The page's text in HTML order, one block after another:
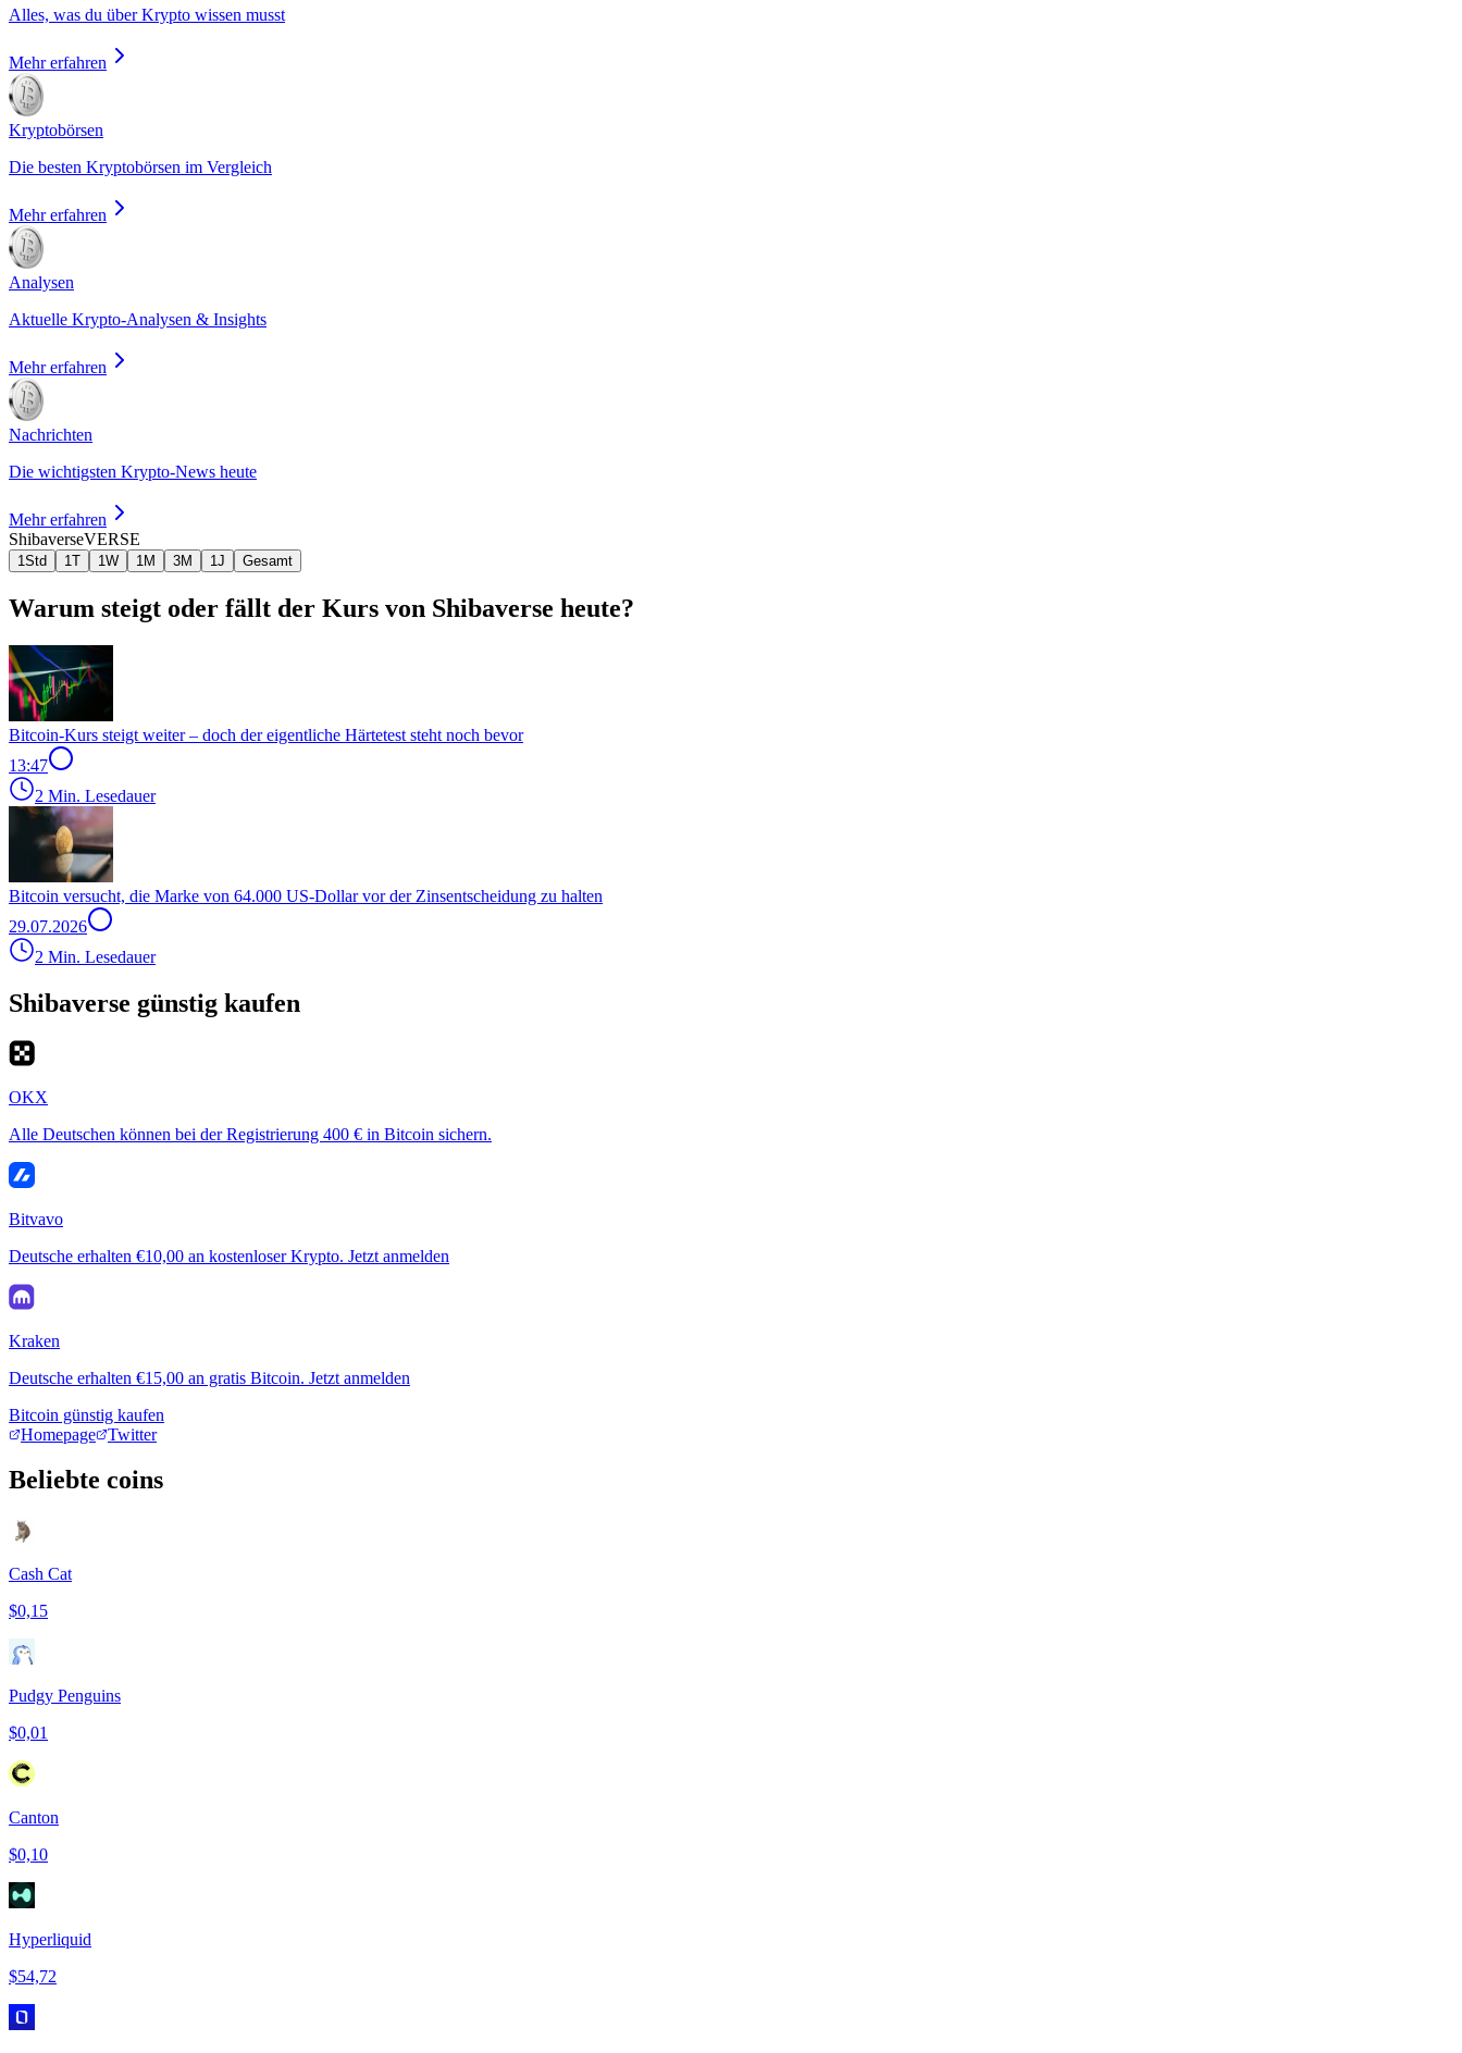
Alles, was du über Krypto wissen musst
Mehr erfahren
Kryptobörsen
Die besten Kryptobörsen im Vergleich
Mehr erfahren
Analysen
Aktuelle Krypto-Analysen & Insights
Mehr erfahren
Nachrichten
Die wichtigsten Krypto-News heute
Mehr erfahren
ShibaverseVERSE
1Std 1T 1W 1M 3M 1J Gesamt
Warum steigt oder fällt der Kurs von Shibaverse heute?
Bitcoin-Kurs steigt weiter – doch der eigentliche Härtetest steht noch bevor
13:47
2 Min. Lesedauer
Bitcoin versucht, die Marke von 64.000 US-Dollar vor der Zinsentscheidung zu halten
29.07.2026
2 Min. Lesedauer
Shibaverse günstig kaufen
OKX
Alle Deutschen können bei der Registrierung 400 € in Bitcoin sichern.
Bitvavo
Deutsche erhalten €10,00 an kostenloser Krypto. Jetzt anmelden
Kraken
Deutsche erhalten €15,00 an gratis Bitcoin. Jetzt anmelden
Bitcoin günstig kaufen
Homepage
Twitter
Beliebte coins
Cash Cat
$0,15
Pudgy Penguins
$0,01
Canton
$0,10
Hyperliquid
$54,72